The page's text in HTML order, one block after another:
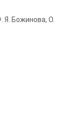
Я. Божинова, О.